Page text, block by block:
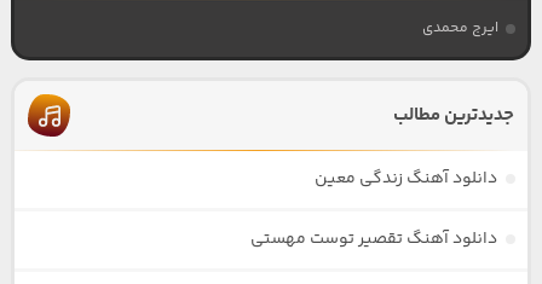
ایرج محمدی
جدیدترین مطالب
دانلود آهنگ زندگی معین
دانلود آهنگ تقصیر توست مهستی